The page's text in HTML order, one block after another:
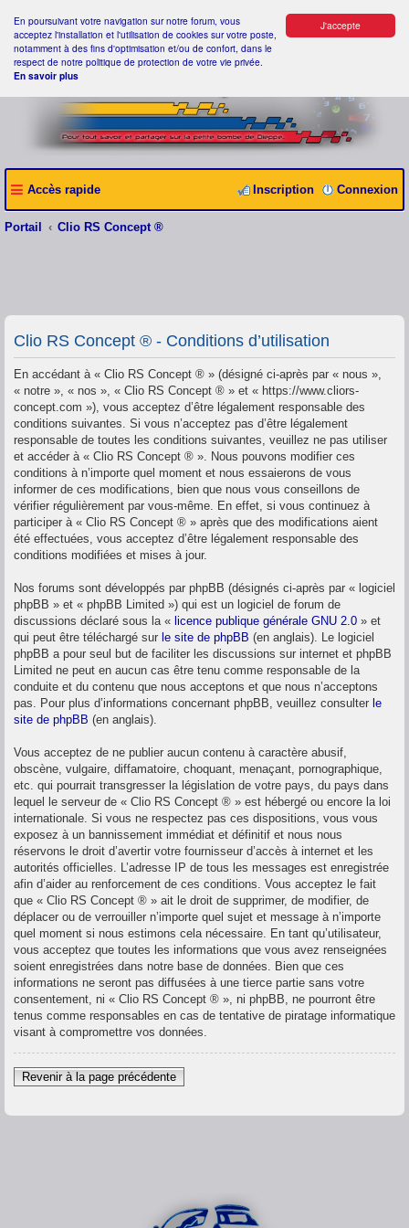
J'accepte
En poursuivant votre navigation sur notre forum, vous
acceptez l'installation et l'utilisation de cookies sur votre poste,
notamment à des fins d'optimisation et/ou de confort, dans le
respect de notre politique de protection de votre vie privée.
En savoir plus
Accès rapide Connexion
Inscription
Portail Clio RS Concept ®
Clio RS Concept ® - Conditions d’utilisation
En accédant à « Clio RS Concept ® » (désigné ci-après par « nous »,
« notre », « nos », « Clio RS Concept ® » et « https://www.cliors-
concept.com »), vous acceptez d’être légalement responsable des
conditions suivantes. Si vous n’acceptez pas d’être légalement
responsable de toutes les conditions suivantes, veuillez ne pas utiliser
et accéder à « Clio RS Concept ® ». Nous pouvons modifier ces
conditions à n’importe quel moment et nous essaierons de vous
informer de ces modifications, bien que nous vous conseillons de
vérifier régulièrement par vous-même. En effet, si vous continuez à
participer à « Clio RS Concept ® » après que des modifications aient
été effectuées, vous acceptez d’être légalement responsable des
conditions modifiées et mises à jour.
Nos forums sont développés par phpBB (désignés ci-après par « logiciel
phpBB » et « phpBB Limited ») qui est un logiciel de forum de
discussions déclaré sous la « licence publique générale GNU 2.0 » et
qui peut être téléchargé sur le site de phpBB (en anglais). Le logiciel
phpBB a pour seul but de faciliter les discussions sur internet et phpBB
Limited ne peut en aucun cas être tenu comme responsable de la
conduite et du contenu que nous acceptons et que nous n’acceptons
pas. Pour plus d’informations concernant phpBB, veuillez consulter le
site de phpBB (en anglais).
Vous acceptez de ne publier aucun contenu à caractère abusif,
obscène, vulgaire, diffamatoire, choquant, menaçant, pornographique,
etc. qui pourrait transgresser la législation de votre pays, du pays dans
lequel le serveur de « Clio RS Concept ® » est hébergé ou encore la loi
internationale. Si vous ne respectez pas ces dispositions, vous vous
exposez à un bannissement immédiat et définitif et nous nous
réservons le droit d’avertir votre fournisseur d’accès à internet et les
autorités officielles. L’adresse IP de tous les messages est enregistrée
afin d’aider au renforcement de ces conditions. Vous acceptez le fait
que « Clio RS Concept ® » ait le droit de supprimer, de modifier, de
déplacer ou de verrouiller n’importe quel sujet et message à n’importe
quel moment si nous estimons cela nécessaire. En tant qu’utilisateur,
vous acceptez que toutes les informations que vous avez renseignées
soient enregistrées dans notre base de données. Bien que ces
informations ne seront pas diffusées à une tierce partie sans votre
consentement, ni « Clio RS Concept ® », ni phpBB, ne pourront être
tenus comme responsables en cas de tentative de piratage informatique
visant à compromettre vos données.
Revenir à la page précédente